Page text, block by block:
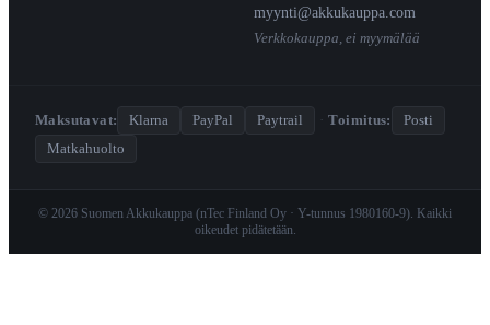
myynti@akkukauppa.com
Verkkokauppa, ei myymälää
Maksutavat: Klarna PayPal Paytrail · Toimitus:
Posti
Matkahuolto
© 2026 Suomen Akkukauppa (nTec Finland Oy · Y-tunnus 1980160-9). Kaikki
oikeudet pidätetään.